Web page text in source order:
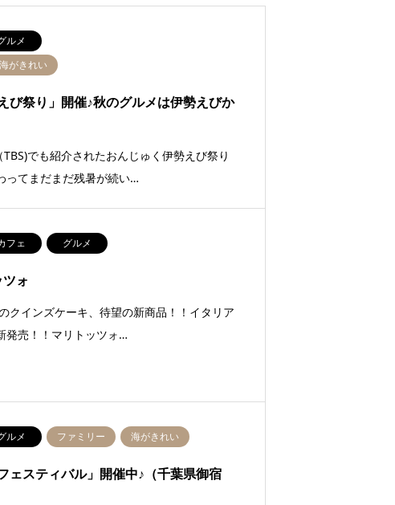
ルメ
海がきれい
び祭り」開催♪秋のグルメは伊勢えびか
でも紹介されたおんじゅく伊勢えび祭り
ってまだまだ残暑が続い…
フェ グルメ
ォ
クインズケーキ、待望の新商品！！イタリア
売！！マリトッツォ…
ルメ ファミリー 海がきれい
ェスティバル」開催中♪（千葉県御宿